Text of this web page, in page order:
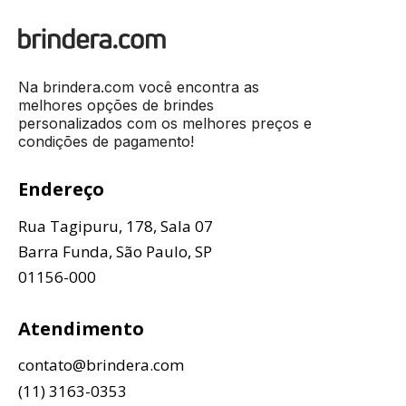
Na brindera.com você encontra as
melhores opções de brindes
personalizados com os melhores preços e
condições de pagamento!
Endereço
Rua Tagipuru, 178, Sala 07
Barra Funda, São Paulo, SP
01156-000
Atendimento
contato@brindera.com
(11) 3163-0353